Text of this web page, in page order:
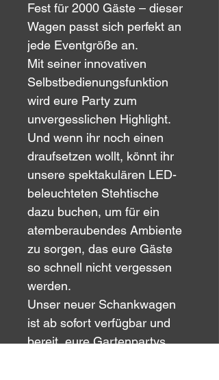
Fest für 2000 Gäste – dieser
Wagen passt sich perfekt an
jede Eventgröße an.
Mit seiner innovativen
Selbstbedienungsfunktion
wird eure Party zum
unvergesslichen Highlight.
Und wenn ihr noch einen
draufsetzen wollt, könnt ihr
unsere spektakulären LED-
beleuchteten Stehtische
dazu buchen, um für ein
atemberaubendes Ambiente
zu sorgen, das eure Gäste
so schnell nicht vergessen
werden.
Unser neuer Schankwagen
ist ab sofort verfügbar und
bereit, eure Gartenpartys